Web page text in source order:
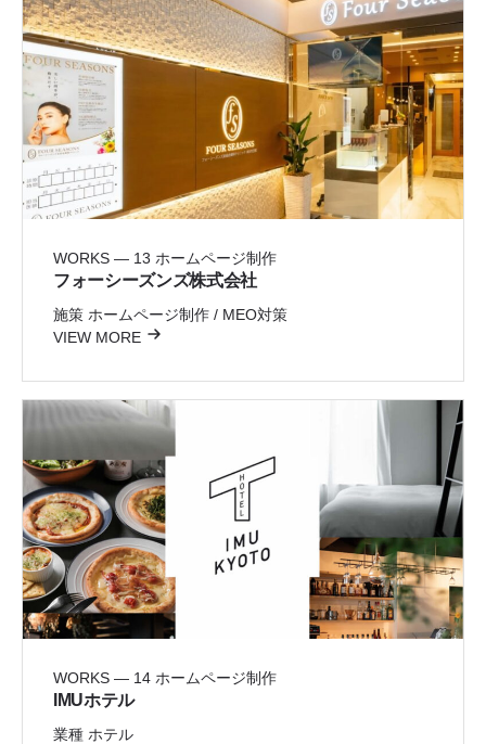
WORKS — 13 ホームページ制作
フォーシーズンズ株式会社
施策 ホームページ制作 / MEO対策
VIEW MORE
WORKS — 14 ホームページ制作
IMUホテル
業種 ホテル